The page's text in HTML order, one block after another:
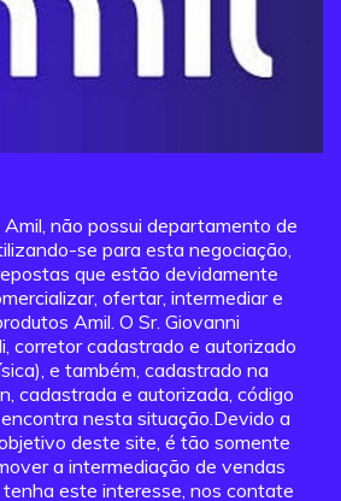
não possui departamento de
se para esta negociação,
que estão devidamente
ofertar, intermediar e
Amil. O Sr. Giovanni
corretor cadastrado e autorizado
e também, cadastrado na
cadastrada e autorizada, código
nesta situação.Devido a
deste site, é tão somente
a intermediação de vendas
tenha este interesse, nos contate